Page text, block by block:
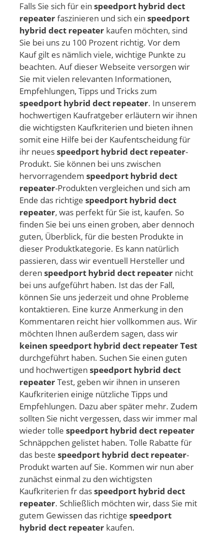
Falls Sie sich für ein speedport hybrid dect
repeaterfaszinieren und sich ein speedport
hybrid dect repeater kaufen möchten, sind
Sie bei uns zu 100 Prozent richtig. Vor dem
Kauf gilt es nämlich viele, wichtige Punkte zu
beachten. Auf dieser Webseite versorgen wir
Sie mit vielen relevanten Informationen,
Empfehlungen, Tipps und Tricks zum
speedport hybrid dect repeater. In unserem
hochwertigen Kaufratgeber erläutern wir ihnen
die wichtigsten Kaufkriterien und bieten ihnen
somit eine Hilfe bei der Kaufentscheidung für
ihr neuesspeedport hybrid dect repeater-
Produkt. Sie können bei uns zwischen
hervorragendem speedport hybrid dect
repeater-Produkten vergleichen und sich am
Ende das richtige speedport hybrid dect
repeater, was perfekt für Sie ist, kaufen. So
finden Sie bei uns einen groben, aber dennoch
guten, Überblick, für die besten Produkte in
dieser Produktkategorie. Es kann natürlich
passieren, dass wir eventuell Hersteller und
deren speedport hybrid dect repeater nicht
bei uns aufgeführt haben. Ist das der Fall,
können Sie uns jederzeit und ohne Probleme
kontaktieren. Eine kurze Anmerkung in den
Kommentaren reicht hier vollkommen aus. Wir
möchten Ihnen außerdem sagen, dass wir
keinen speedport hybrid dect repeater Test
durchgeführt haben. Suchen Sie einen guten
und hochwertigen speedport hybrid dect
repeaterTest, geben wir ihnen in unseren
Kaufkriterien einige nützliche Tipps und
Empfehlungen. Dazu aber später mehr. Zudem
sollten Sie nicht vergessen, dass wir immer mal
wieder tolle speedport hybrid dect repeater
Schnäppchen gelistet haben. Tolle Rabatte für
das beste speedport hybrid dect repeater-
Produkt warten auf Sie. Kommen wir nun aber
zunächst einmal zu den wichtigsten
Kaufkriterien fr dasspeedport hybrid dect
repeater. Schließlich möchten wir, dass Sie mit
gutem Gewissen das richtige speedport
hybrid dect repeater kaufen.